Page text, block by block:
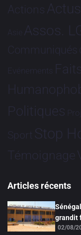
Actions
Asie Assos.
Communiqués
Evénements
Politiques
Sport Stop
Témoignage
Articles récents
grandit
02/08/